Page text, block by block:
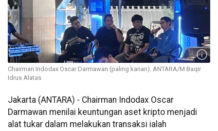
Chairman Indodax Oscar Darmawan (paling kanan). ANTARA/M Baqir
Idrus Alatas
Jakarta (ANTARA) - Chairman Indodax Oscar
Darmawan menilai keuntungan aset kripto menjadi
alat tukar dalam melakukan transaksi ialah